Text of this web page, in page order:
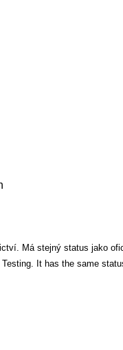
Má stejný status jako
It has the same